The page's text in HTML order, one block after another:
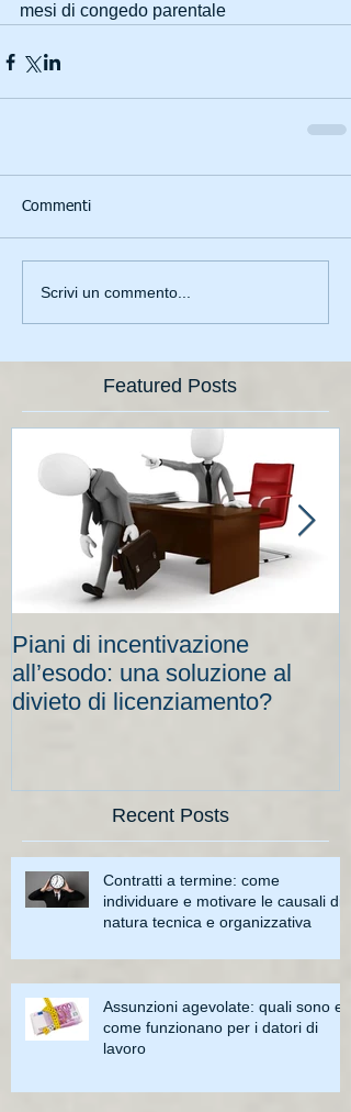
mesi di congedo parentale
Commenti
Scrivi un commento...
Featured Posts
Piani di incentivazione
all’esodo: una soluzione al
divieto di licenziamento?
Recent Posts
Contratti a termine: come
individuare e motivare le causali di
natura tecnica e organizzativa
Assunzioni agevolate: quali sono e
come funzionano per i datori di
lavoro